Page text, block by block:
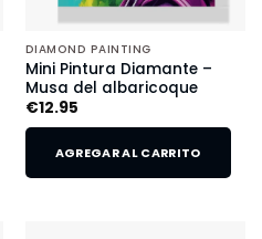
DIAMOND PAINTING
Mini Pintura Diamante –
Musa del albaricoque
€12.95
AGREGAR AL CARRITO